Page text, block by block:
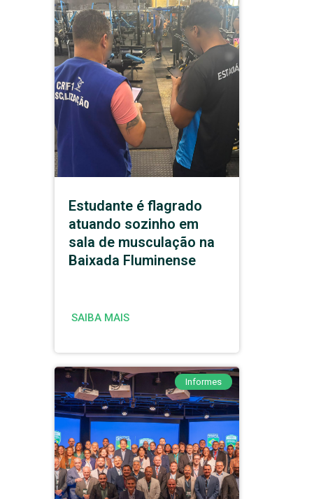
Estudante é flagrado
atuando sozinho em
sala de musculação na
Baixada Fluminense
SAIBA MAIS
Informes